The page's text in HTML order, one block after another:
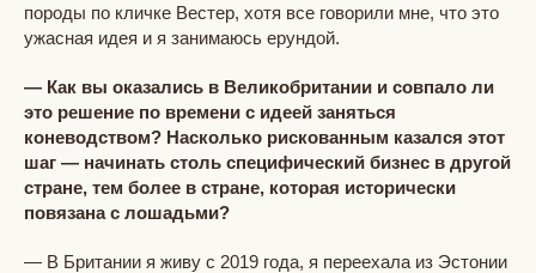
породы по кличке Вестер, хотя все говорили мне, что это
ужасная идея и я занимаюсь ерундой.
— Как вы оказались в Великобритании и совпало ли
это решение по времени с идеей заняться
коневодством? Насколько рискованным казался этот
шаг — начинать столь специфический бизнес в другой
стране, тем более в стране, которая исторически
повязана с лошадьми?
— В Британии я живу с 2019 года, я переехала из Эстонии